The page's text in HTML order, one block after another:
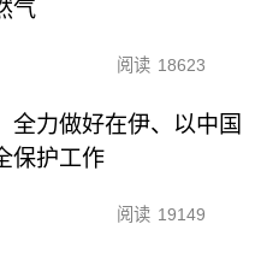
气
阅读 18623
全力做好在伊、以中国
保护工作
阅读 19149